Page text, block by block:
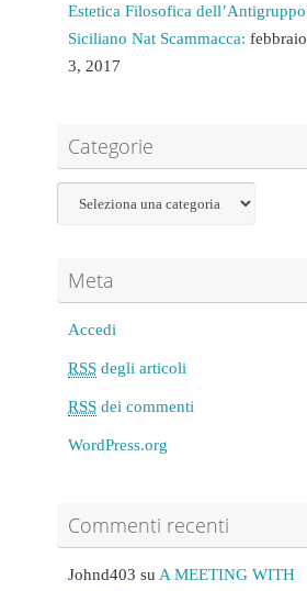
Estetica Filosofica dell’Antigruppo
Siciliano Nat Scammacca: febbraio
3, 2017
Categorie
Meta
Accedi
RSS degli articoli
RSS dei commenti
WordPress.org
Commenti recenti
Johnd403 su A MEETING WITH